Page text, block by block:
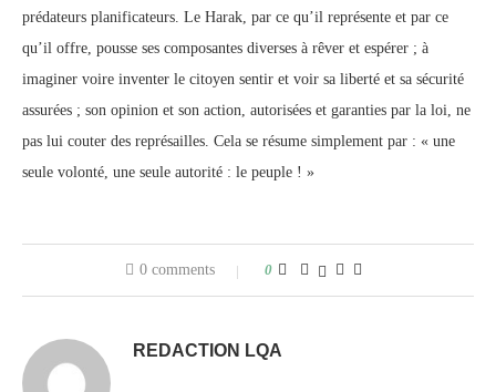
prédateurs planificateurs. Le Harak, par ce qu’il représente et par ce
qu’il offre, pousse ses composantes diverses à rêver et espérer ; à
imaginer voire inventer le citoyen sentir et voir sa liberté et sa sécurité
assurées ; son opinion et son action, autorisées et garanties par la loi, ne
pas lui couter des représailles. Cela se résume simplement par : « une
seule volonté, une seule autorité : le peuple ! »
0 comments 0
REDACTION LQA